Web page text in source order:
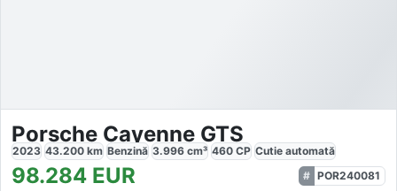
Porsche Cayenne GTS
2023 43.200 km Benzină 3.996 cm³ 460 CP Cutie automată
98.284 EUR
POR240081